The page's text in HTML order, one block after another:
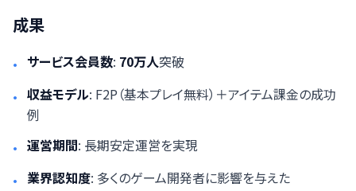
成果
• サービス会員数: 70万人突破
• 収益モデル: F2P（基本プレイ無料）＋アイテム課金の成功
例
• 運営期間: 長期安定運営を実現
• 業界認知度: 多くのゲーム開発者に影響を与えた